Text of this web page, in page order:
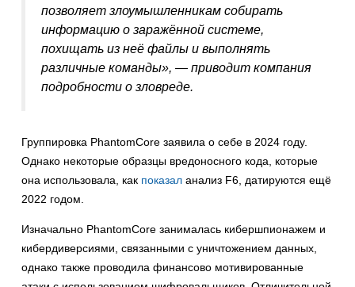
позволяет злоумышленникам собирать
информацию о заражённой системе,
похищать из неё файлы и выполнять
различные команды», — приводит компания
подробности о зловреде.
Группировка PhantomCore заявила о себе в 2024 году.
Однако некоторые образцы вредоносного кода, которые
она использовала, как показал анализ F6, датируются ещё
2022 годом.
Изначально PhantomCore занималась кибершпионажем и
кибердиверсиями, связанными с уничтожением данных,
однако также проводила финансово мотивированные